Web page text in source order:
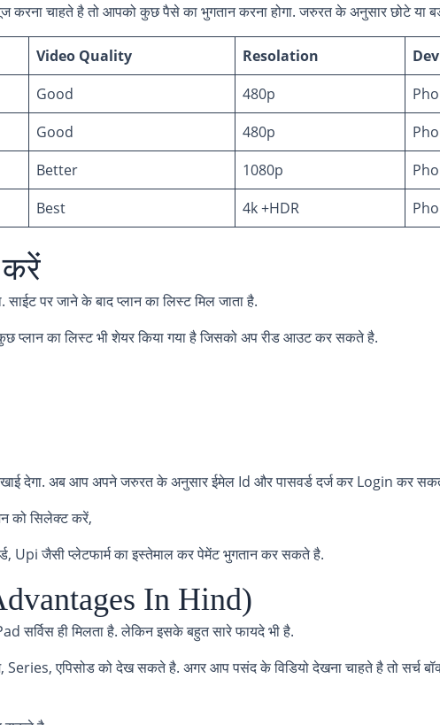
चाहते है तो आपको कुछ पैसे का भुगतान करना होगा. जरुरत के अनुसार छोटे या
Video Quality Resolation
Good 480p
Good 480p
Better 1080p
Best 4k +HDR
पर जाने के बाद प्लान का लिस्ट मिल जाता है.
का लिस्ट भी शेयर किया गया है जिसको अप रीड आउट कर सकते है.
देगा. अब आप अपने जरुरत के अनुसार ईमेल Id और पासवर्ड दर्ज कर Login कर
को सिलेक्ट करें,
Upi जैसी प्लेटफार्म का इस्तेमाल कर पेमेंट भुगतान कर सकते है.
In Hind)
ही मिलता है. लेकिन इसके बहुत सारे फायदे भी है.
एपिसोड को देख सकते है. अगर आप पसंद के विडियो देखना चाहते है तो सर्च